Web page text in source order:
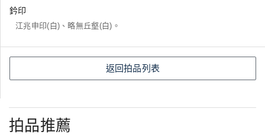
鈐印
江兆申印(白)、略無丘壑(白)。
返回拍品列表
拍品推薦